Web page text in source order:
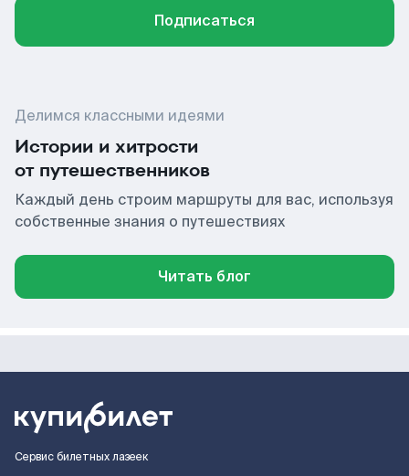
Подписаться
Делимся классными идеями
Истории и хитрости
от путешественников
Каждый день строим маршруты для вас, используя
собственные знания о путешествиях
Читать блог
Сервис билетных лазеек